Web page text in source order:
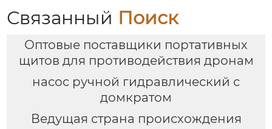
Связанный Поиск
Оптовые поставщики портативных
щитов для противодействия дронам
насос ручной гидравлический с
домкратом
Ведущая страна происхождения